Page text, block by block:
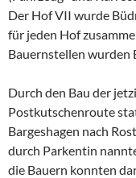
Der Hof VII wurde
für jeden Hof
Bauernstellen wurden
Durch den Bau der
Postkutschenroute
Bargeshagen nach
durch Parkentin
die Bauern konnten